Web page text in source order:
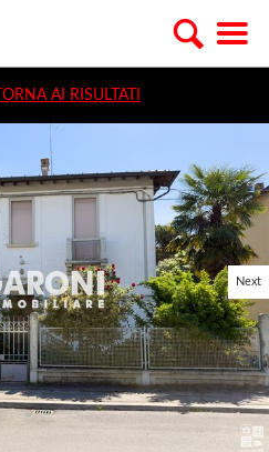
TORNA AI RISULTATI
Next